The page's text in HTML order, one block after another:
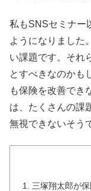
私もSNSセミナー
ようになりました
い課題です。それ
とすべきなのかも
も保険を改善でき
は、たくさんの課
無視できないそう
三塚翔太郎が